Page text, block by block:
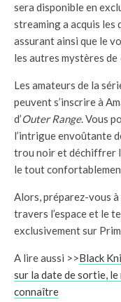
sera disponible en
streaming a acquis
assurant ainsi que le
les autres mystères de
Les amateurs de la
peuvent s’inscrire à
d’Outer Range. Vous
l’intrigue envoûtante
trou noir et déchiffrer
le tout
Alors, préparez-vous
travers l’espace et le
exclusivement sur
A lire aussi >>Black
sur la date de sortie,
connaître